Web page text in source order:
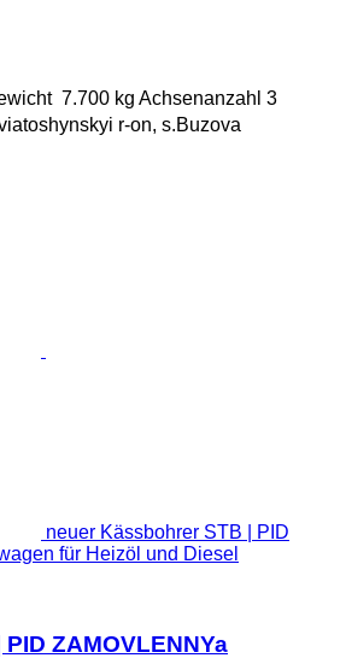
7.700 kg Achsenanzahl 3
r-on, s.Buzova
neuer Kässbohrer STB | PID
für Heizöl und Diesel
ZAMOVLENNYa